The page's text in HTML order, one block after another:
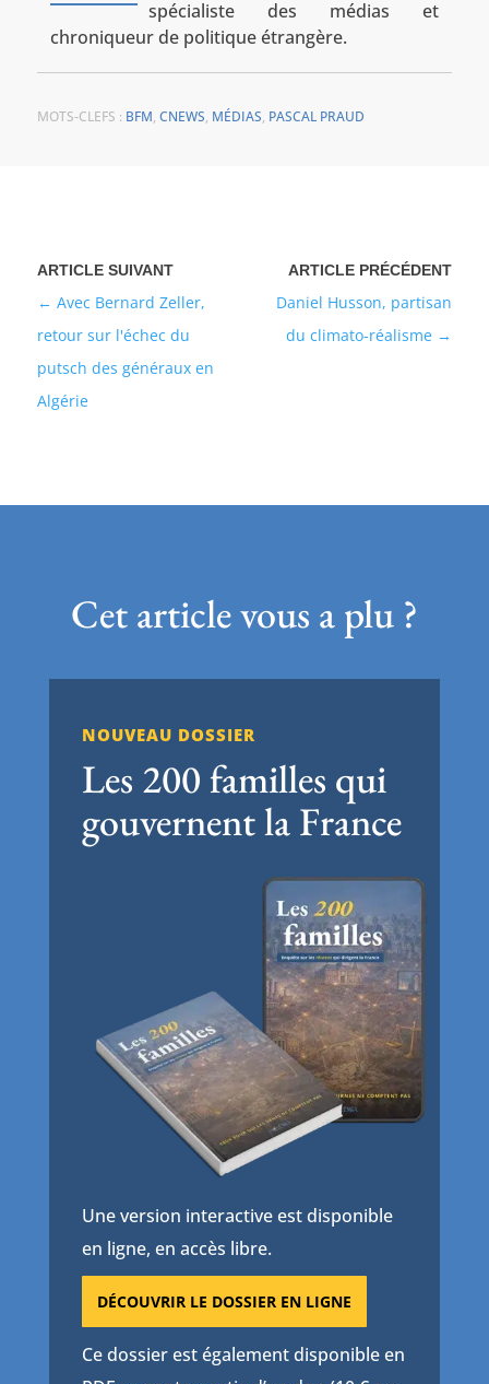
spécialiste des médias et
chroniqueur de politique étrangère.
MOTS-CLEFS : BFM, CNEWS, MÉDIAS, PASCAL PRAUD
Daniel Husson, partisan
du climato-réalisme
Avec Bernard Zeller,
retour sur l'échec du
putsch des généraux en
Algérie
Cet article vous a plu ?
NOUVEAU DOSSIER
Les 200 familles qui
gouvernent la France
Une version interactive est disponible
en ligne, en accès libre.
DÉCOUVRIR LE DOSSIER EN LIGNE
Ce dossier est également disponible en